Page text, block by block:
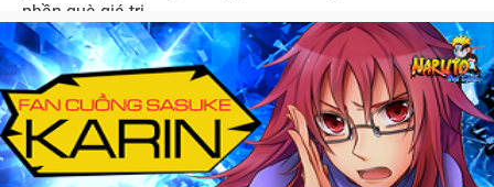
phần quà giá trị.